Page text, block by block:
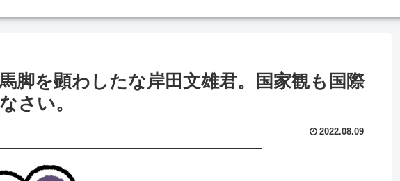
脚を顕わしたな岸田文雄君。国家観も国際
さい。
2022.08.09